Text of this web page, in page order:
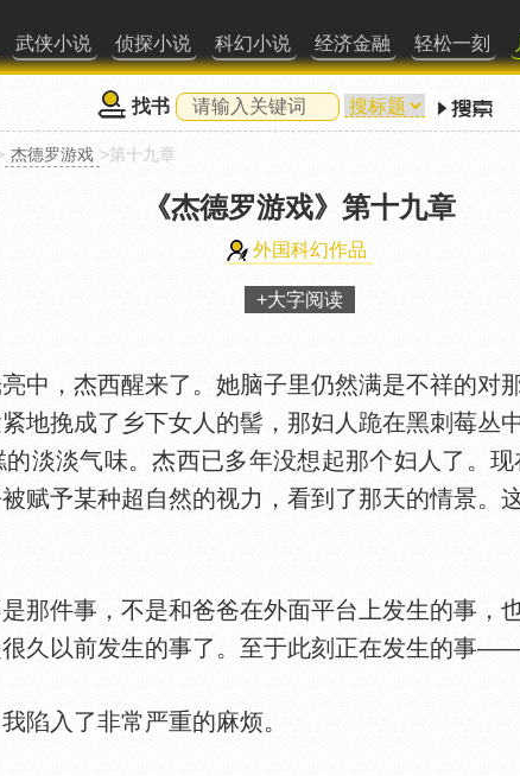
武侠小说 侦探小说 科幻小说 经济金融 轻松一刻
找书
杰德罗游戏 >第十九章
《杰德罗游戏》 第十九章
外国科幻作品
+大字阅读
中，杰西醒来了。她脑子里仍然满是不祥的
地挽成了乡下女人的髻，那妇人跪在黑刺莓丛
淡淡气味。杰西已多年没想起那个妇人了。
赋予某种超自然的视力，看到了那天的情景。
事，不是和爸爸在外面平台上发生的事，也
很久以前发生的事了。至于此刻正在发生的事
入了非常严重的麻烦。